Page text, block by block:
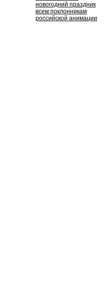
новогодний праздник
всем поклонникам
российской анимации